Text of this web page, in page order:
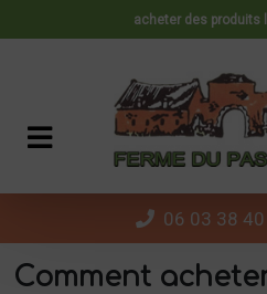
acheter des produits
06 03 38
Comment
Panneau de gestion des cookies